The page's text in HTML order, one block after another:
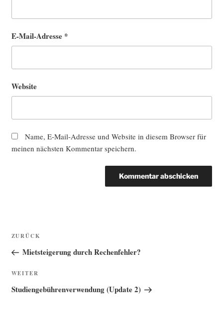
E-Mail-Adresse *
Website
Name, E-Mail-Adresse und Website in diesem Browser für
meinen nächsten Kommentar speichern.
Beitragsnavigation
Vorheriger
Beitrag
ZURÜCK
Mietsteigerung durch Rechenfehler?
Nächster
Beitrag
WEITER
Studiengebührenverwendung (Update 2)